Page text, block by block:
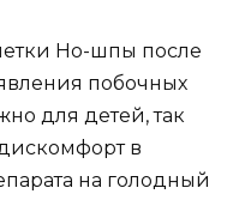
Но-шпы после
побочных
для детей, так
в
на голодный